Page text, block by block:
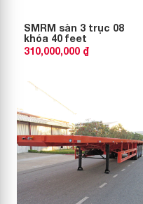
SMRM sàn 3 trục 08
khóa 40 feet
310,000,000 ₫